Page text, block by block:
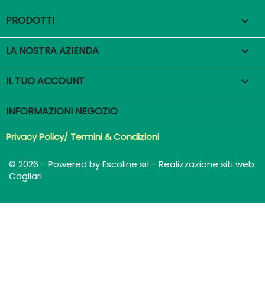
PRODOTTI 
LA NOSTRA AZIENDA 
IL TUO ACCOUNT 
INFORMAZIONI NEGOZIO
Privacy Policy/ Termini & Condizioni
© 2026 - Powered by Escoline srl - Realizzazione siti web
Cagliari